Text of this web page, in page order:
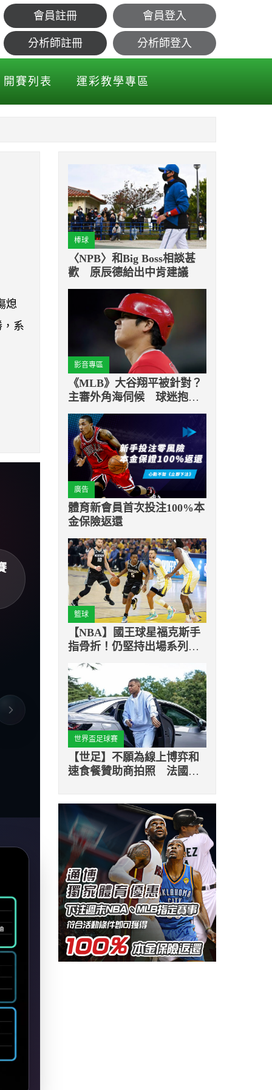
會員註冊 會員登入
分析師註冊 分析師登入
開賽列表 運彩教學專區
熄
系
棒球
〈NPB〉和Big Boss相談甚
歡 原辰德給出中肯建議
影音專區
《MLB》大谷翔平被針對？
主審外角海伺候 球迷抱不
平：種族歧視
廣告
體育新會員首次投注100%本
金保險返還
籃球
【NBA】國王球星福克斯手
指骨折！仍堅持出場系列賽
G5
世界盃足球賽
【世足】不願為線上博弈和
速食餐贊助商拍照 法國男